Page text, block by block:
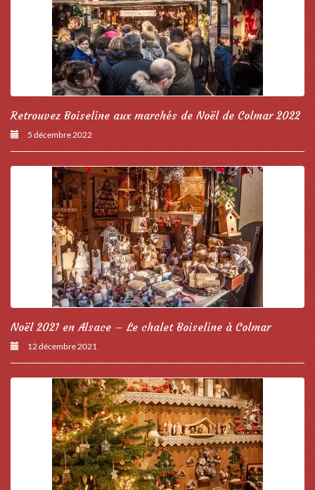
Retrouvez Boiseline aux marchés de Noël de Colmar 2022
5 décembre 2022
Noël 2021 en Alsace – Le chalet Boiseline à Colmar
12 décembre 2021